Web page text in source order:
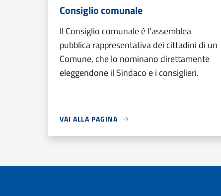
Consiglio comunale
Il Consiglio comunale è l'assemblea
pubblica rappresentativa dei cittadini di un
Comune, che lo nominano direttamente
eleggendone il Sindaco e i consiglieri.
VAI ALLA PAGINA